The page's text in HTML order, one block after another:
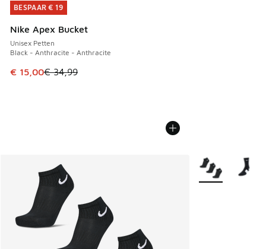
BESPAAR € 19
Nike Apex Bucket
Unisex Petten
Black - Anthracite - Anthracite
Dit artikel is in de uitverkoop. Dit artikel is in de
€ 15,00€ 34,99
BESPAAR € 19
Meer kleuren